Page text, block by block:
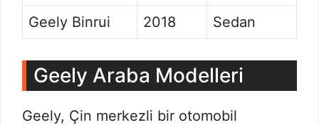
Geely Binrui
2018 Sedan
Geely Araba Modelleri
Geely, Çin merkezli bir otomobil